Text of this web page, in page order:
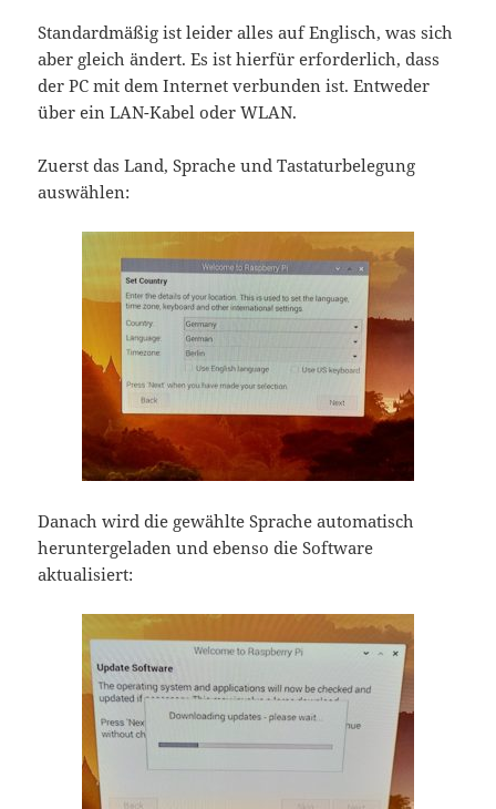
Standardmäßig ist leider alles auf Englisch, was sich
aber gleich ändert. Es ist hierfür erforderlich, dass
der PC mit dem Internet verbunden ist. Entweder
über ein LAN-Kabel oder WLAN.
Zuerst das Land, Sprache und Tastaturbelegung
auswählen:
Danach wird die gewählte Sprache automatisch
heruntergeladen und ebenso die Software
aktualisiert: